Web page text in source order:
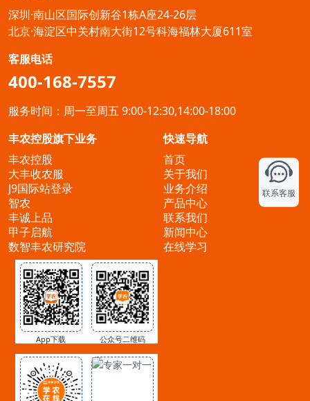
林，带来《2026 最新农业政策深度解读》直播。这位深
耕农业四十余年的资深专家，将结合 “十五五规划” 和一
号文件，为你拆解政策红利，手把手教你精准获取补
贴，挖掘隐藏的赚钱机会。一、政策背
景：农业迎来黄金
联系客服
深圳·南山区国际创新谷1栋A座24-26层
北京·海淀区中关村南大街12号科海福林大厦611室
客服电话
400-168-7557
服务时间：周一至周五 9:00-12:30,14:00-18:00
丰农控股旗下业务
丰农控股
大丰收农服
J9国际站登录
智农
丰诚上品
甲子启航
数智丰农研究院
快速导航
首页
关于我们
业务介绍
产品中心
联系我们
新闻中心
在线学习
App下载 公众号二维码